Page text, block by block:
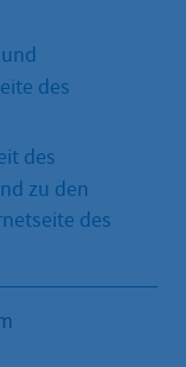
des
des
zu den
des